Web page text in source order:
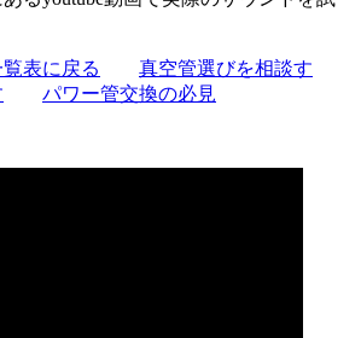
表に戻る
真空管選びを相談す
パワー管交換の必見